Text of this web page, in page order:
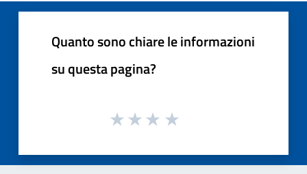
Quanto sono chiare le informazioni
su questa pagina?